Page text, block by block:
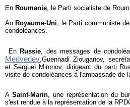
En Roumanie, le Parti socialiste de
Au Royaume-Uni, le Parti communiste
condoléances.
En Russie, des messages de
Medvedev,Guennadi Ziouganov,
et Sergueï Mironov, dirigeant du parti
visite de condoléances à l'ambassade de
A Saint-Marin, une représentation du
s'est rendue à la représentation de la